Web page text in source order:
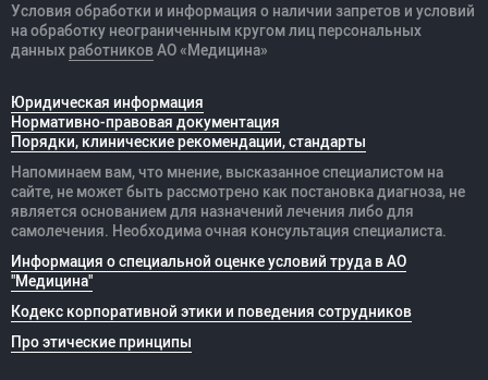
Условия обработки и информация о наличии запретов и условий
на обработку неограниченным кругом лиц персональных
данных работников АО «Медицина»
Юридическая информация
Нормативно-правовая документация
Порядки, клинические рекомендации, стандарты
Напоминаем вам, что мнение, высказанное специалистом на
сайте, не может быть рассмотрено как постановка диагноза, не
является основанием для назначений лечения либо для
самолечения. Необходима очная консультация специалиста.
Информация о специальной оценке условий труда в АО
"Медицина"
Кодекс корпоративной этики и поведения сотрудников
Про этические принципы